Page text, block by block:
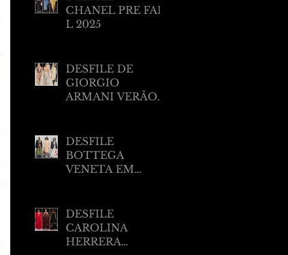
CHANEL PRE FAL
L 2025
DESFILE DE
GIORGIO
ARMANI VERÃO
DESFILE
BOTTEGA
VENETA EM
DESFILE
CAROLINA
HERRERA